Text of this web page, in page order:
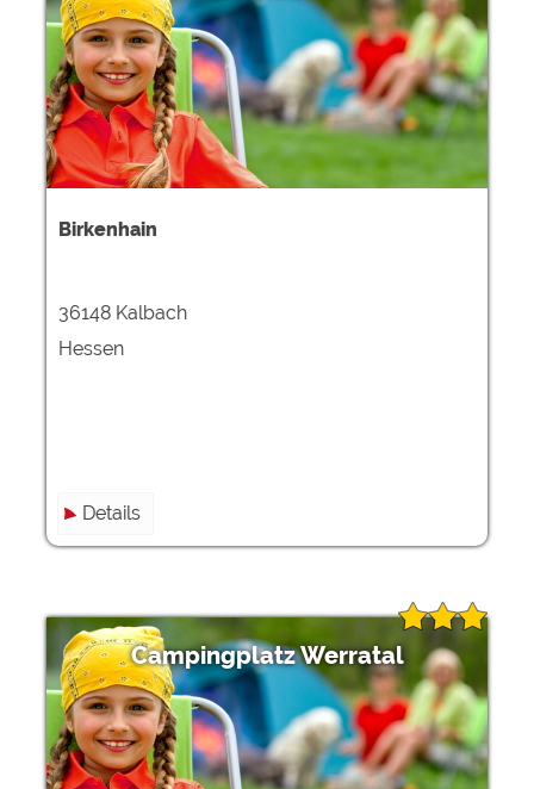
Birkenhain
36148 Kalbach
Hessen
Details
Campingplatz Werratal
Google Remarketing
https://policies.google.com/privacy
Die Cookieeinstellungen können jeder Zeit im Footer
über "COOKIES" geändert werden!